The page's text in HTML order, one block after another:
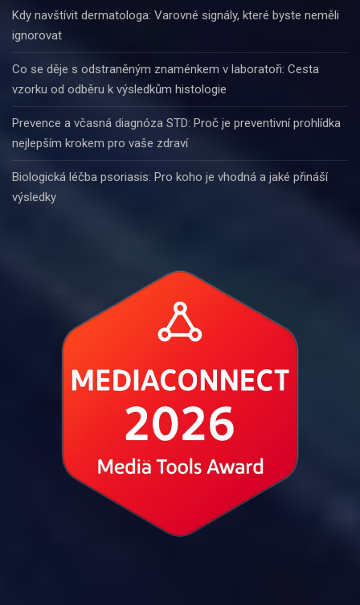
Kdy navštívit dermatologa: Varovné signály, které byste neměli
ignorovat
Co se děje s odstraněným znaménkem v laboratoři: Cesta
vzorku od odběru k výsledkům histologie
Prevence a včasná diagnóza STD: Proč je preventivní prohlídka
nejlepším krokem pro vaše zdraví
Biologická léčba psoriasis: Pro koho je vhodná a jaké přináší
výsledky